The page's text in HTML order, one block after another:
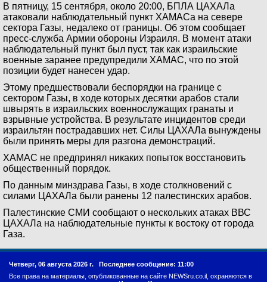
В пятницу, 15 сентября, около 20:00, БПЛА ЦАХАЛа
атаковали наблюдательный пункт ХАМАСа на севере
сектора Газы, недалеко от границы. Об этом сообщает
пресс-служба Армии обороны Израиля. В момент атаки
наблюдательный пункт был пуст, так как израильские
военные заранее предупредили ХАМАС, что по этой
позиции будет нанесен удар.
Этому предшествовали беспорядки на границе с
сектором Газы, в ходе которых десятки арабов стали
швырять в израильских военнослужащих гранаты и
взрывные устройства. В результате инцидентов среди
израильтян пострадавших нет. Силы ЦАХАЛа вынуждены
были принять меры для разгона демонстраций.
ХАМАС не предпринял никаких попыток восстановить
общественный порядок.
По данным минздрава Газы, в ходе столкновений с
силами ЦАХАЛа были ранены 12 палестинских арабов.
Палестинские СМИ сообщают о нескольких атаках ВВС
ЦАХАЛа на наблюдательные пункты к востоку от города
Газа.
Четверг, 06 августа 2026 г. Последнее сообщение: 11:00
Все права на материалы, опубликованные на сайте NEWSru.co.il, охраняются в